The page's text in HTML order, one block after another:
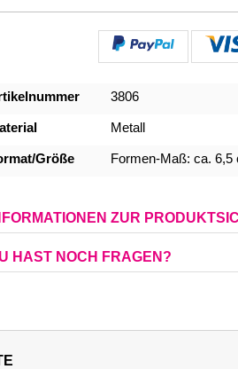
3806
Metall
Größe Formen-Maß: ca. 6,5
ZUR
HAST NOCH FRAGEN?